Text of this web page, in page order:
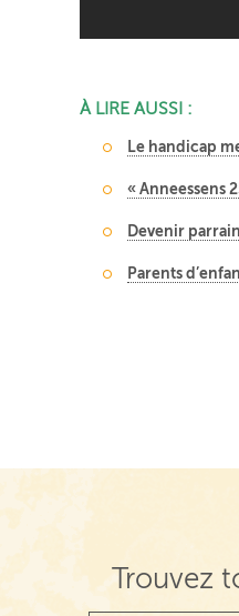
À LIRE AUSSI :
Le handicap
« Anneessens
Devenir
Parents
Trouvez